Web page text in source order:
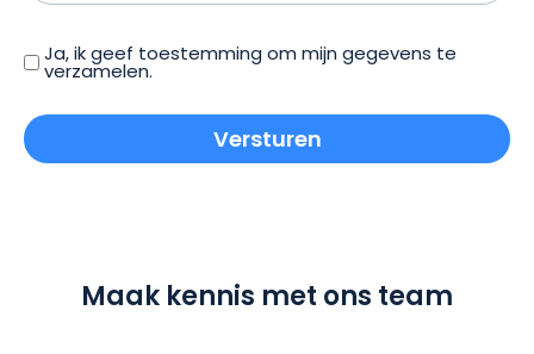
Ja, ik geef toestemming om mijn gegevens te
verzamelen.
Maak kennis met ons team